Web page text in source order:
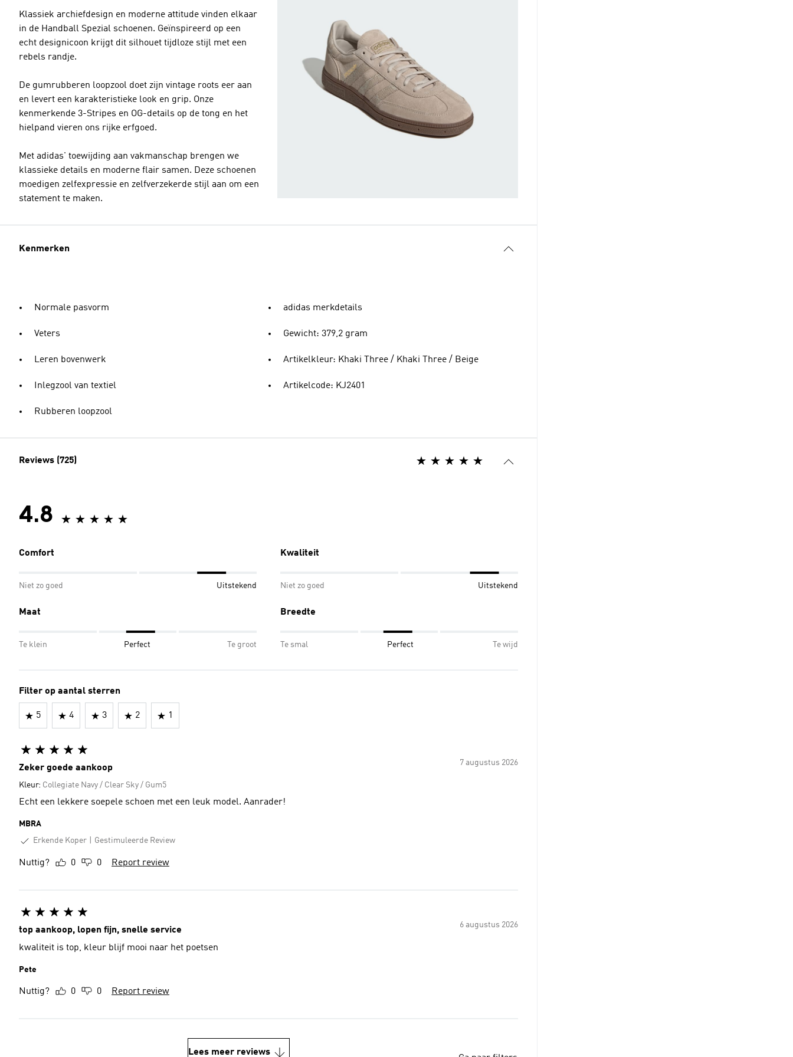
Klassiek archiefdesign en moderne attitude vinden elkaar
in de Handball Spezial schoenen. Geïnspireerd op een
echt designicoon krijgt dit silhouet tijdloze stijl met een
rebels randje.
De gumrubberen loopzool doet zijn vintage roots eer aan
en levert een karakteristieke look en grip. Onze
kenmerkende 3-Stripes en OG-details op de tong en het
hielpand vieren ons rijke erfgoed.
Met adidas' toewijding aan vakmanschap brengen we
klassieke details en moderne flair samen. Deze schoenen
moedigen zelfexpressie en zelfverzekerde stijl aan om een
statement te maken.
Kenmerken
Normale pasvorm
Veters
Leren bovenwerk
Inlegzool van textiel
Rubberen loopzool
adidas merkdetails
Gewicht: 379,2 gram
Artikelkleur: Khaki Three / Khaki Three / Beige
Artikelcode: KJ2401
Reviews (725)
4.8
Comfort
Niet zo goed Uitstekend
Kwaliteit
Niet zo goed Uitstekend
Maat
Te klein Perfect Te groot
Breedte
Te smal Perfect Te wijd
Filter op aantal sterren
5 4 3 2 1
7 augustus 2026
Zeker goede aankoop
Kleur: Collegiate Navy / Clear Sky / Gum5
Echt een lekkere soepele schoen met een leuk model. Aanrader!
MBRA
Erkende Koper
Gestimuleerde Review
Nuttig? 0 0 Report review
6 augustus 2026
top aankoop, lopen fijn, snelle service
kwaliteit is top, kleur blijf mooi naar het poetsen
Pete
Nuttig? 0 0 Report review
Lees meer reviews